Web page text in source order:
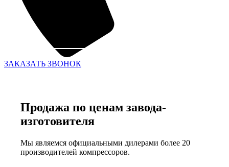
ЗАКАЗАТЬ ЗВОНОК
Продажа по ценам завода-
изготовителя
Мы являемся официальными дилерами более 20
производителей компрессоров.